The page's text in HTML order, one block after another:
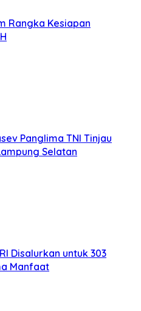
Rangka Kesiapan
Panglima TNI Tinjau
Selatan
Disalurkan untuk 303
Manfaat